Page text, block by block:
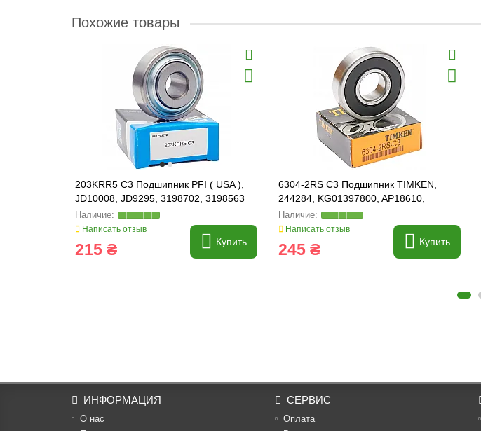
Похожие товары
203KRR5 C3 Подшипник PFI ( USA ),
JD10008, JD9295, 3198702, 3198563
Написать отзыв
215 ₴ Купить
6304-2RS C3 Подшипник TIMKEN,
244284, KG01397800, AP18610,
RE210005
Написать отзыв
245 ₴ Купить
ИНФОРМАЦИЯ
О нас
СЕРВИС
Оплата